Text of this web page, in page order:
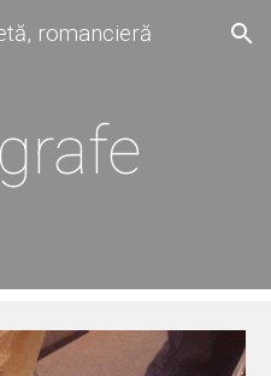
Skip to navigation
romancieră